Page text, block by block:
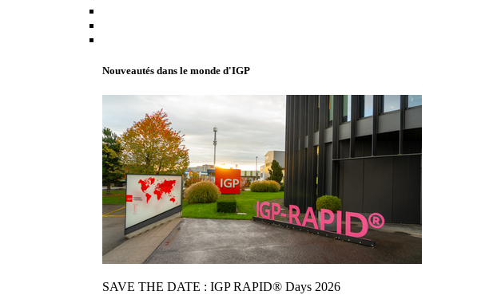
Nouveautés dans le monde d'IGP
SAVE THE DATE : IGP RAPID® Days 2026